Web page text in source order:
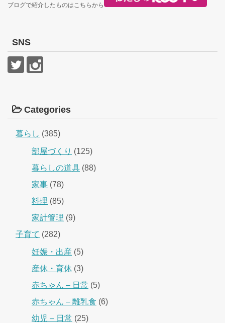
ブログで紹介したものはこちらから
SNS
Categories
暮らし (385)
部屋づくり (125)
暮らしの道具 (88)
家事 (78)
料理 (85)
家計管理 (9)
子育て (282)
妊娠・出産 (5)
産休・育休 (3)
赤ちゃん – 日常 (5)
赤ちゃん – 離乳食 (6)
幼児 – 日常 (25)